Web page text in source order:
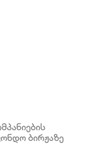
ბირჟაზე